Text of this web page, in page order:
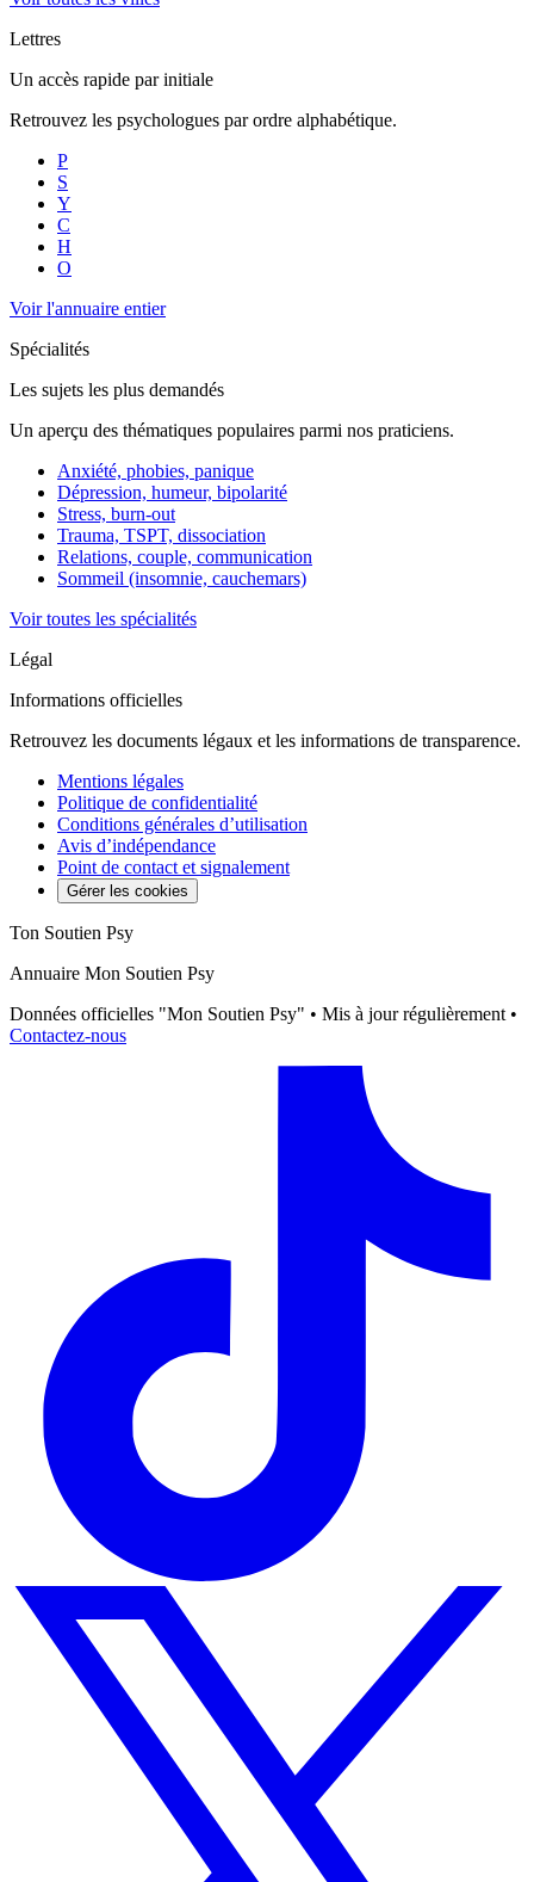
Lettres
Un accès rapide par initiale
Retrouvez les psychologues par ordre alphabétique.
P
S
Y
C
H
O
Voir l'annuaire entier
Spécialités
Les sujets les plus demandés
Un aperçu des thématiques populaires parmi nos praticiens.
Anxiété, phobies, panique
Dépression, humeur, bipolarité
Stress, burn-out
Trauma, TSPT, dissociation
Relations, couple, communication
Sommeil (insomnie, cauchemars)
Voir toutes les spécialités
Légal
Informations officielles
Retrouvez les documents légaux et les informations de transparence.
Mentions légales
Politique de confidentialité
Conditions générales d’utilisation
Avis d’indépendance
Point de contact et signalement
Gérer les cookies
Ton Soutien Psy
Annuaire Mon Soutien Psy
Données officielles "Mon Soutien Psy" • Mis à jour régulièrement •
Contactez-nous